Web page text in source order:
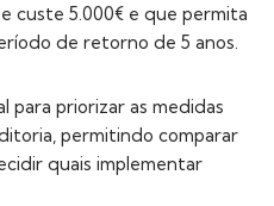
custe 5.000€ e que permita
de retorno de 5 anos.
para priorizar as medidas
permitindo comparar
quais implementar